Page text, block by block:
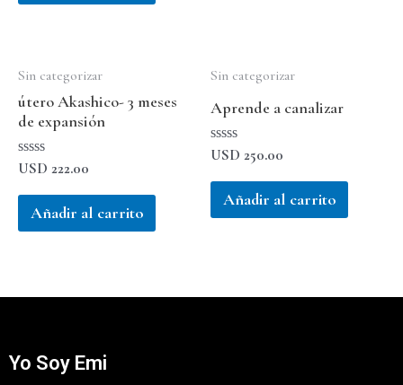
Sin categorizar
útero Akashico- 3 meses
de expansión
Valorado
0
USD 222.00
Añadir al carrito
Sin categorizar
Aprende a canalizar
Valorado
0
USD 250.00
Añadir al carrito
Yo Soy Emi